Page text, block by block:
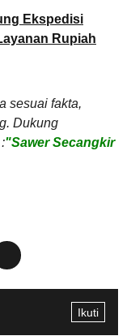
Ekspedisi
Rupiah
sesuai fakta,
Dukung
"Sawer Secangkir
Ikuti